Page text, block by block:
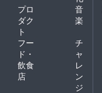
プロ
ダク
ト
音
楽
フー
ド・
飲食
店
チ
ャ
レ
ン
ジ